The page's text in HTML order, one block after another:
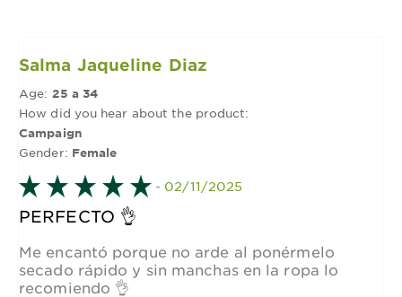
Salma Jaqueline Diaz
Age: 25 a 34
How did you hear about the product:
Campaign
Gender: Female
- 02/11/2025
PERFECTO 👌
Me encantó porque no arde al ponérmelo
secado rápido y sin manchas en la ropa lo
recomiendo 👌